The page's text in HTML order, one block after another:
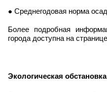
● Среднегодовая норма
Более подробная
города доступна на странице
Экологическая